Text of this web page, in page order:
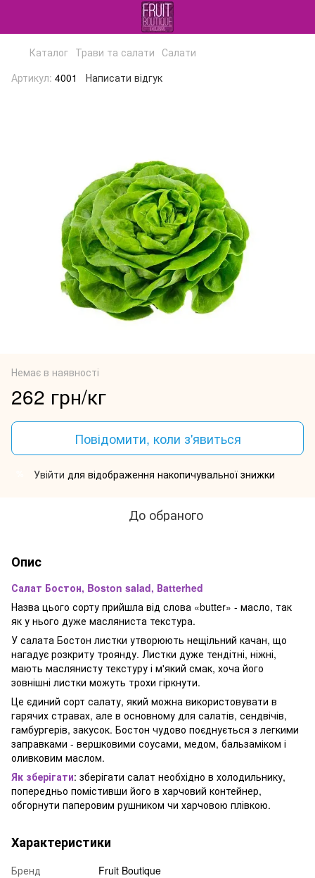
Каталог Трави та салати Салати
Артикул: 4001 Написати відгук
Немає в наявності
262 грн/кг
Повідомити, коли з'явиться
Увійти для відображення накопичувальної знижки
До обраного
Опис
Салат Бостон, Boston salad, Вatterhed
Назва цього сорту прийшла від слова «butter» - масло, так
як у нього дуже масляниста текстура.
У салата Бостон листки утворюють нещільний качан, що
нагадує розкриту троянду. Листки дуже тендітні, ніжні,
мають маслянисту текстуру і м'який смак, хоча його
зовнішні листки можуть трохи гіркнути.
Це єдиний сорт салату, який можна використовувати в
гарячих стравах, але в основному для салатів, сендвічів,
гамбургерів, закусок. Бостон чудово поєднується з легкими
заправками - вершковими соусами, медом, бальзаміком і
оливковим маслом.
Як зберігати: зберігати салат необхідно в холодильнику,
попередньо помістивши його в харчовий контейнер,
обгорнути паперовим рушником чи харчовою плівкою.
Характеристики
Бренд Fruit Boutique